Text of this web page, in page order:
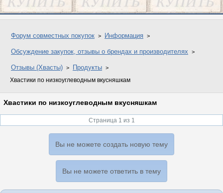
Форум совместных покупок Информация
Обсуждение закупок, отзывы о брендах и производителях
Отзывы (Хвасты) Продукты
Хвастики по низкоуглеводным вкусняшкам
Хвастики по низкоуглеводным вкусняшкам
Страница 1 из 1
Вы не можете создать новую тему
Вы не можете ответить в тему